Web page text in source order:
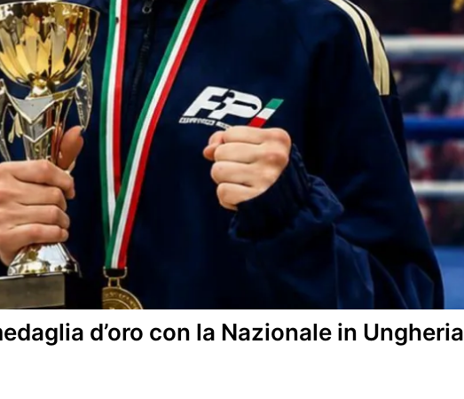
d’oro con la Nazionale in Ungheria